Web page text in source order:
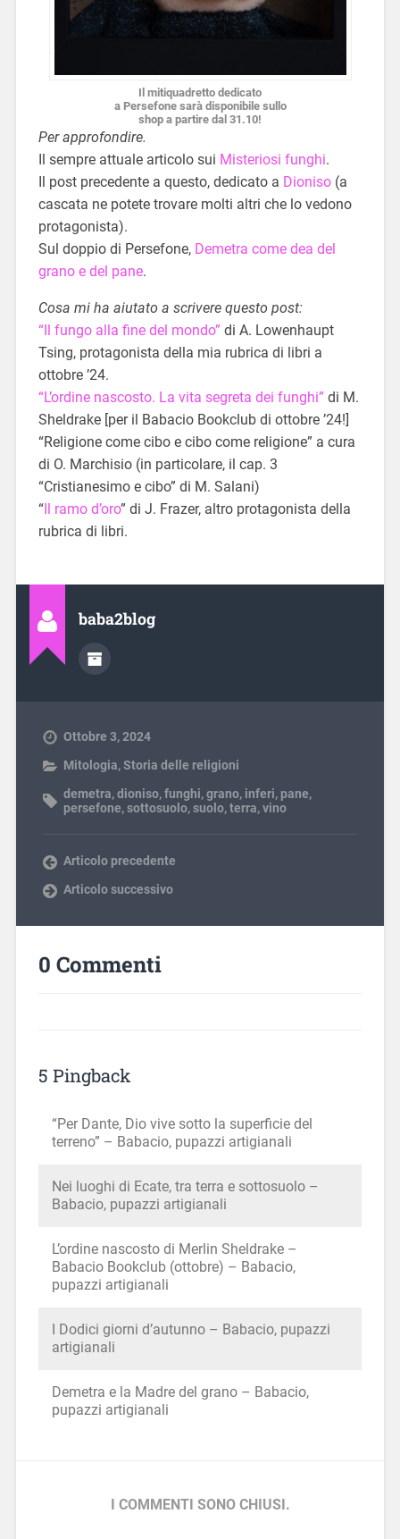
Il mitiquadretto dedicato
a Persefone sarà disponibile sullo
shop a partire dal 31.10!
Per approfondire.
Il sempre attuale articolo sui Misteriosi funghi.
Il post precedente a questo, dedicato a Dioniso(a
cascata ne potete trovare molti altri che lo vedono
protagonista).
Sul doppio di Persefone, Demetra come dea del
grano e del pane.
Cosa mi ha aiutato a scrivere questo post:
“Il fungo alla fine del mondo” di A. Lowenhaupt
Tsing, protagonista della mia rubrica di libri a
ottobre ’24.
“L’ordine nascosto. La vita segreta dei funghi” di M.
Sheldrake [per il Babacio Bookclub di ottobre ’24!]
“Religione come cibo e cibo come religione” a cura
di O. Marchisio (in particolare, il cap. 3
“Cristianesimo e cibo” di M. Salani)
“Il ramo d’oro” di J. Frazer, altro protagonista della
rubrica di libri.
baba2blog
Ottobre 3, 2024
Mitologia,Storia delle religioni
demetra,dioniso,funghi,grano, inferi, pane,
persefone,sottosuolo,suolo,terra,vino
Articolo precedente
Articolo successivo
0 Commenti
5 Pingback
“Per Dante, Dio vive sotto la superficie del
terreno” – Babacio, pupazzi artigianali
Nei luoghi di Ecate, tra terra e sottosuolo –
Babacio, pupazzi artigianali
L’ordine nascosto di Merlin Sheldrake –
Babacio Bookclub (ottobre) – Babacio,
pupazzi artigianali
I Dodici giorni d’autunno – Babacio, pupazzi
artigianali
Demetra e la Madre del grano – Babacio,
pupazzi artigianali
I COMMENTI SONO CHIUSI.